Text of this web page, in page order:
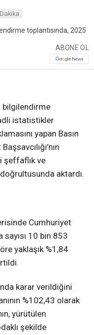
ABONE OL
bilgilendirme
istatistikler
yapan Basın
şeffaflık ve
aktardı.
Cumhuriyet
sayısı 10 bin 853
yaklaşık %1,84
karar verildiğini
%102,43 olarak
yürütülen
şekilde